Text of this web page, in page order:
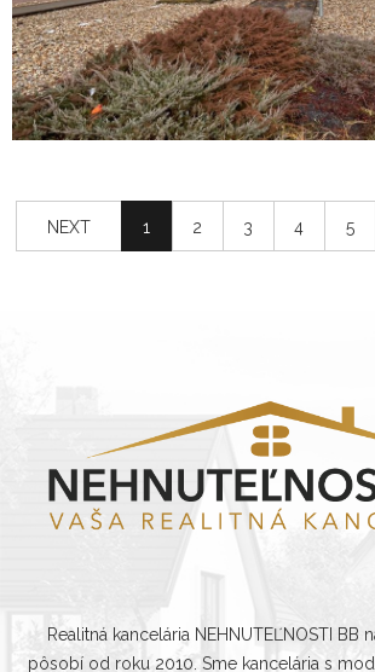
NEXT 1 2 3 4 5
Realitná kancelária NEHNUTEĽNOSTI BB
pôsobí od roku 2010. Sme kancelária s